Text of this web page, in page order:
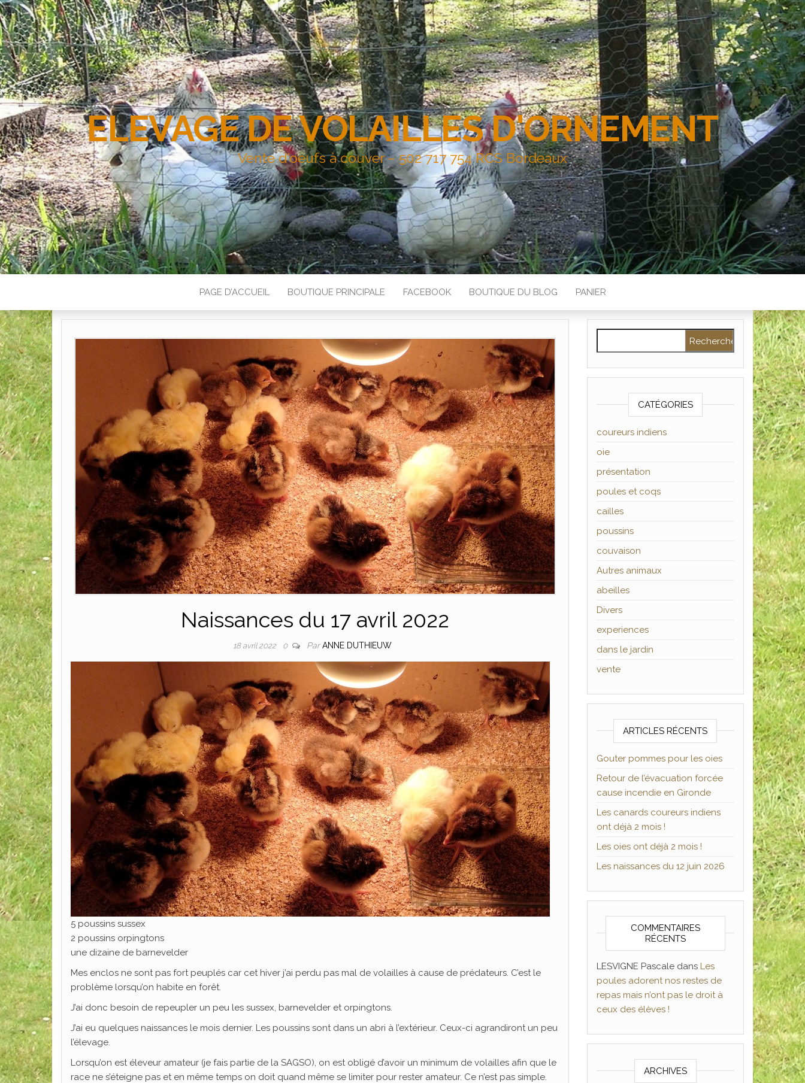
ELEVAGE DE VOLAILLES D'ORNEMENT
Vente d'oeufs à couver – 502 717 754 RCS Bordeaux
PAGE D’ACCUEIL BOUTIQUE PRINCIPALE FACEBOOK BOUTIQUE DU BLOG PANIER
Naissances du 17 avril 2022
18 avril 2022 0 ParANNE DUTHIEUW
5 poussins sussex
2 poussins orpingtons
une dizaine de barnevelder
Mes enclos ne sont pas fort peuplés car cet hiver j’ai perdu pas mal de volailles à cause de prédateurs. C’est le
problème lorsqu’on habite en forêt.
J’ai donc besoin de repeupler un peu les sussex, barnevelder et orpingtons.
J’ai eu quelques naissances le mois dernier. Les poussins sont dans un abri à l’extérieur. Ceux-ci agrandiront un peu
l’élevage.
Lorsqu’on est éleveur amateur (je fais partie de la SAGSO), on est obligé d’avoir un minimum de volailles afin que le
race ne s’éteigne pas et en même temps on doit quand même se limiter pour rester amateur. Ce n’est pas simple.
CATÉGORIES
coureurs indiens
oie
présentation
poules et coqs
cailles
poussins
couvaison
Autres animaux
abeilles
Divers
experiences
dans le jardin
vente
ARTICLES RÉCENTS
Gouter pommes pour les oies
Retour de l’évacuation forcée
cause incendie en Gironde
Les canards coureurs indiens
ont déjà 2 mois !
Les oies ont déjà 2 mois !
Les naissances du 12 juin 2026
COMMENTAIRES
RÉCENTS
LESVIGNE Pascaledans Les
poules adorent nos restes de
repas mais n’ont pas le droit à
ceux des élèves !
ARCHIVES